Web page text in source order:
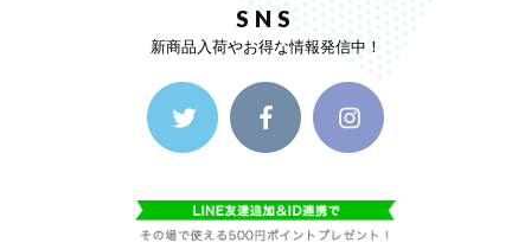
SNS
新商品入荷やお得な情報発信中！